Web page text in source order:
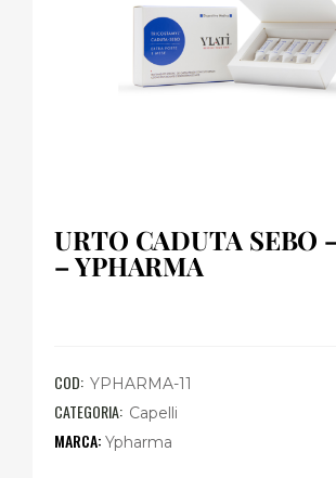
URTO CADUTA SEBO
– YPHARMA
COD: YPHARMA-11
CATEGORIA: Capelli
Ypharma